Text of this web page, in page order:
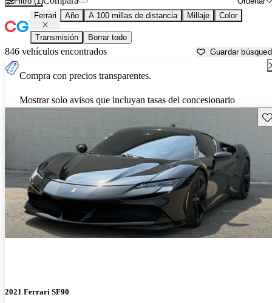
Ferrari Año A 100 millas de distancia Millaje Color
Transmisión Borrar todo
846 vehículos encontrados Guardar
Compra con precios transparentes.
Mostrar solo avisos que incluyan tasas del concesionario
2021 Ferrari SF90